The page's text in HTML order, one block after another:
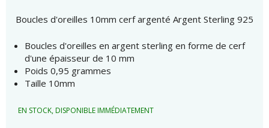
Boucles d'oreilles 10mm cerf argenté Argent Sterling 925
Boucles d'oreilles en argent sterling en forme de cerf
d'une épaisseur de 10 mm
Poids 0,95 grammes
Taille 10mm
EN STOCK, DISPONIBLE IMMÉDIATEMENT